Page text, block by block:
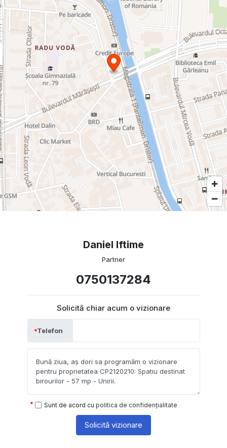
Daniel Iftime
Partner
0750137284
Solicită chiar acum o vizionare
Telefon
Sunt de acord cu politica de confidențialitate
Solicită vizionare